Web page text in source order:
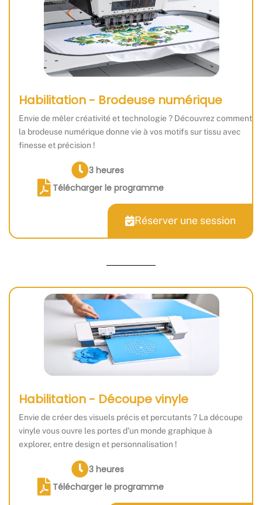
Habilitation - Brodeuse numérique
Envie de mêler créativité et technologie ? Découvrez comment
la brodeuse numérique donne vie à vos motifs sur tissu avec
finesse et précision !
3 heures
Télécharger le programme
Réserver une session
Habilitation - Découpe vinyle
Envie de créer des visuels précis et percutants ? La découpe
vinyle vous ouvre les portes d’un monde graphique à
explorer, entre design et personnalisation !
3 heures
Télécharger le programme